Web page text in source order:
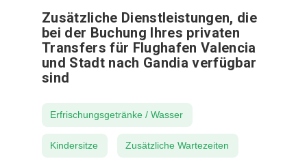
Zusätzliche Dienstleistungen, die
bei der Buchung Ihres privaten
Transfers für Flughafen Valencia
und Stadt nach Gandia verfügbar
sind
Erfrischungsgetränke / Wasser
Kindersitze Zusätzliche Wartezeiten